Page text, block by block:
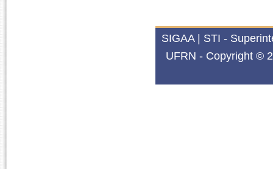
SIGAA | STI -
UFRN - Copyright ©